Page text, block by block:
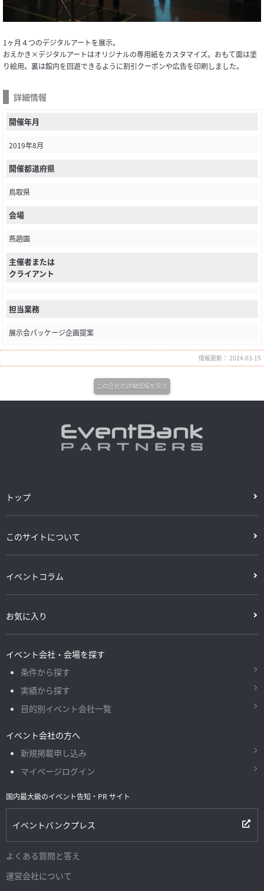
1ヶ月４つのデジタルアートを展示。
おえかき×デジタルアートはオリジナルの専用紙をカスタマイズ。おもて面は塗
り絵用。裏は館内を回遊できるように割引クーポンや広告を印刷しました。
詳細情報
開催年月
2019年8月
開催都道府県
鳥取県
会場
燕趙園
主催者または
クライアント
担当業務
展示会パッケージ企画提案
情報更新： 2024-03-15
この会社の詳細情報を見る
トップ
このサイトについて
イベントコラム
お気に入り
イベント会社・会場を探す
条件から探す
実績から探す
目的別イベント会社一覧
イベント会社の方へ
新規掲載申し込み
マイページログイン
国内最大級のイベント告知・PR サイト
イベントバンクプレス
よくある質問と答え
運営会社について